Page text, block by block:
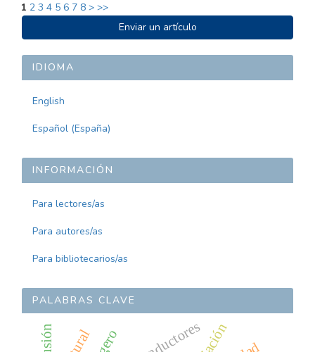
1 2 3 4 5 6 7 8 > >>
ENVIAR
UN
ARTÍCULO
Enviar un artículo
IDIOMA
English
Español (España)
INFORMACIÓN
Para lectores/as
Para autores/as
Para bibliotecarios/as
PALABRAS CLAVE